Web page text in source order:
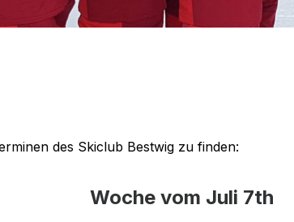
des Skiclub Bestwig zu finden:
Woche vom Juli 7th